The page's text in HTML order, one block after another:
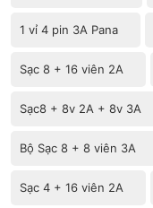
1 vỉ 4 pin 3A Pana
Sạc 8 + 16 viên 2A
Sạc8 + 8v 2A + 8v 3A
Bộ Sạc 8 + 8 viên 3A
Sạc 4 + 16 viên 2A